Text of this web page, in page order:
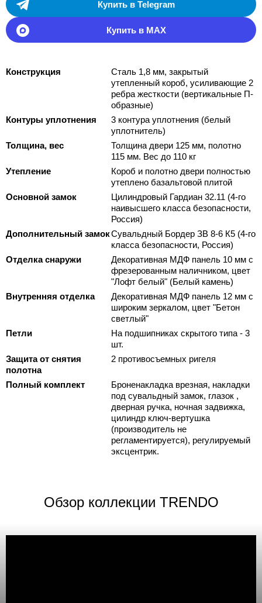
Купить в Telegram
Купить в MAX
Конструкция
Сталь 1,8 мм, закрытый
утепленный короб, усиливающие 2
ребра жесткости (вертикальные П-
образные)
Контуры уплотнения
3 контура уплотнения (белый
уплотнитель)
Толщина, вес
Толщина двери 125 мм, полотно
115 мм. Вес до 110 кг
Утепление
Короб и полотно двери полностью
утеплено базальтовой плитой
Основной замок
Цилиндровый Гардиан 32.11 (4-го
наивысшего класса безопасности,
Россия)
Дополнительный замокСувальдный Бордер ЗВ 8-6 К5 (4-го
класса безопасности, Россия)
Отделка снаружи
Декоративная МДФ панель 10 мм с
фрезерованным наличником, цвет
"Лофт белый" (Белый камень)
Внутренняя отделка
Декоративная МДФ панель 12 мм с
широким зеркалом, цвет "Бетон
светлый"
Петли
На подшипниках скрытого типа - 3
шт.
Защита от снятия
полотна
2 противосъемных ригеля
Полный комплект
Броненакладка врезная, накладки
под сувальдный замок, глазок ,
дверная ручка, ночная задвижка,
цилиндр ключ-вертушка
(производитель не
регламентируется), регулируемый
эксцентрик.
Обзор коллекции TRENDO